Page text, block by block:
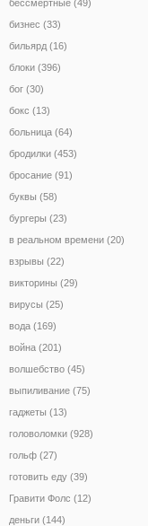
бессмертные (49)
бизнес (33)
бильярд (16)
блоки (396)
бог (30)
бокс (13)
больница (64)
бродилки (453)
бросание (91)
буквы (58)
бургеры (23)
в реальном времени (20)
взрывы (22)
викторины (29)
вирусы (25)
вода (169)
война (201)
волшебство (45)
выпиливание (75)
гаджеты (13)
головоломки (928)
гольф (27)
готовить еду (39)
Гравити Фолс (12)
деньги (144)